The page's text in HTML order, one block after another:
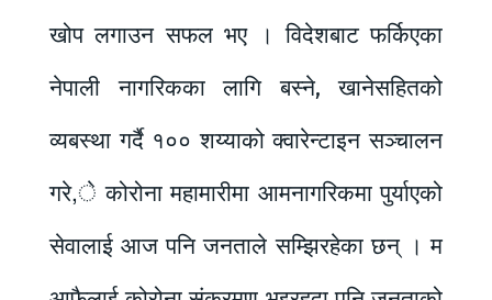
खोप लगाउन सफल भए । विदेशबाट फर्किएका
नेपाली नागरिकका लागि बस्ने, खानेसहितको
व्यबस्था गर्दै १०० शय्याको क्वारेन्टाइन सञ्चालन
गरे,े कोरोना महामारीमा आमनागरिकमा पुर्याएको
सेवालाई आज पनि जनताले सम्झिरहेका छन् । म